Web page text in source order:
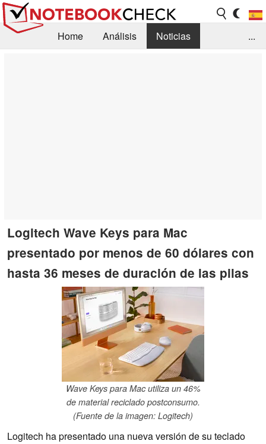
Home Análisis
Noticias
...
Logitech Wave Keys para Mac
presentado por menos de 60 dólares con
hasta 36 meses de duración de las pilas
Wave Keys para Mac utiliza un 46%
de material reciclado postconsumo.
(Fuente de la imagen: Logitech)
Logitech ha presentado una nueva versión de su teclado